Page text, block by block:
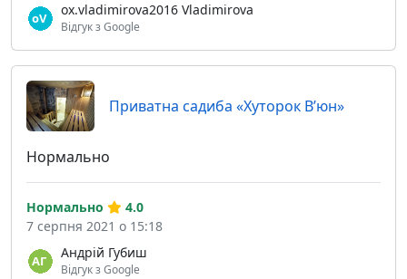
ox.vladimirova2016 Vladimirova
Відгук з Google
Приватна садиба «Хуторок В’юн»
Нормально
Андрій Губиш
Відгук з Google
Нормально
4.0
7 серпня 2021 о 15:18